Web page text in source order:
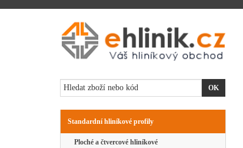
Standardní hliníkové profily
Ploché a čtvercové hliníkové